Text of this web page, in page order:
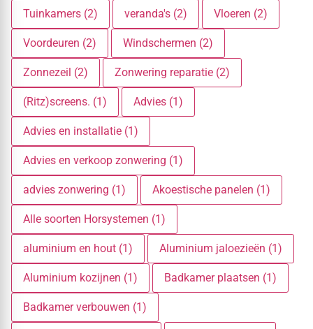
Tuinkamers (2) veranda's (2) Vloeren (2)
Voordeuren (2) Windschermen (2)
Zonnezeil (2) Zonwering reparatie (2)
(Ritz)screens. (1) Advies (1)
Advies en installatie (1)
Advies en verkoop zonwering (1)
advies zonwering (1) Akoestische panelen (1)
Alle soorten Horsystemen (1)
aluminium en hout (1) Aluminium jaloezieën (1)
Aluminium kozijnen (1) Badkamer plaatsen (1)
Badkamer verbouwen (1)